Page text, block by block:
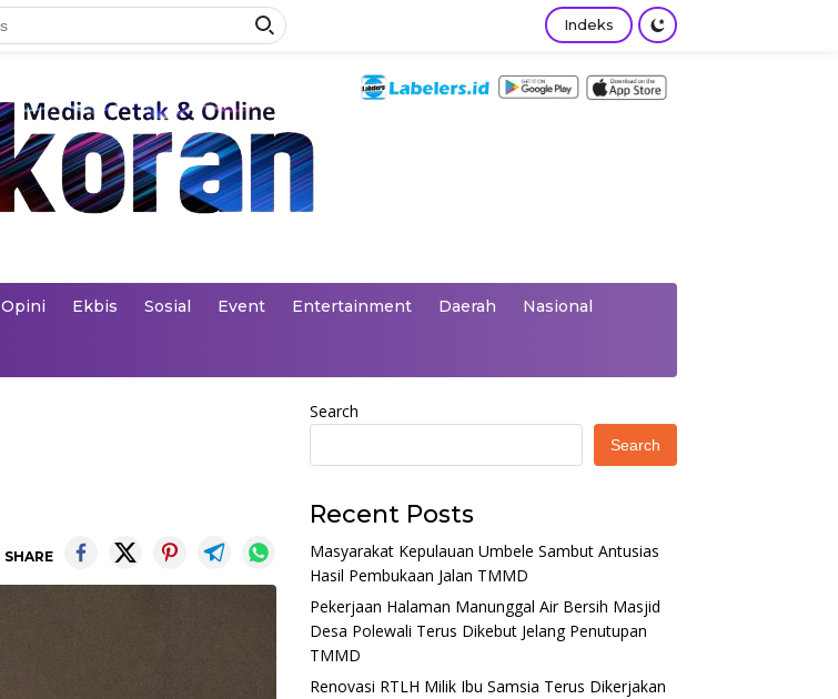
Indeks
Opini Ekbis Sosial Event Entertainment Daerah Nasional
SHARE
Search
Search
Recent Posts
Masyarakat Kepulauan Umbele Sambut Antusias
Hasil Pembukaan Jalan TMMD
Pekerjaan Halaman Manunggal Air Bersih Masjid
Desa Polewali Terus Dikebut Jelang Penutupan
TMMD
Renovasi RTLH Milik Ibu Samsia Terus Dikerjakan